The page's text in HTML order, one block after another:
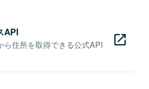
API
ら住所を取得できる公式API